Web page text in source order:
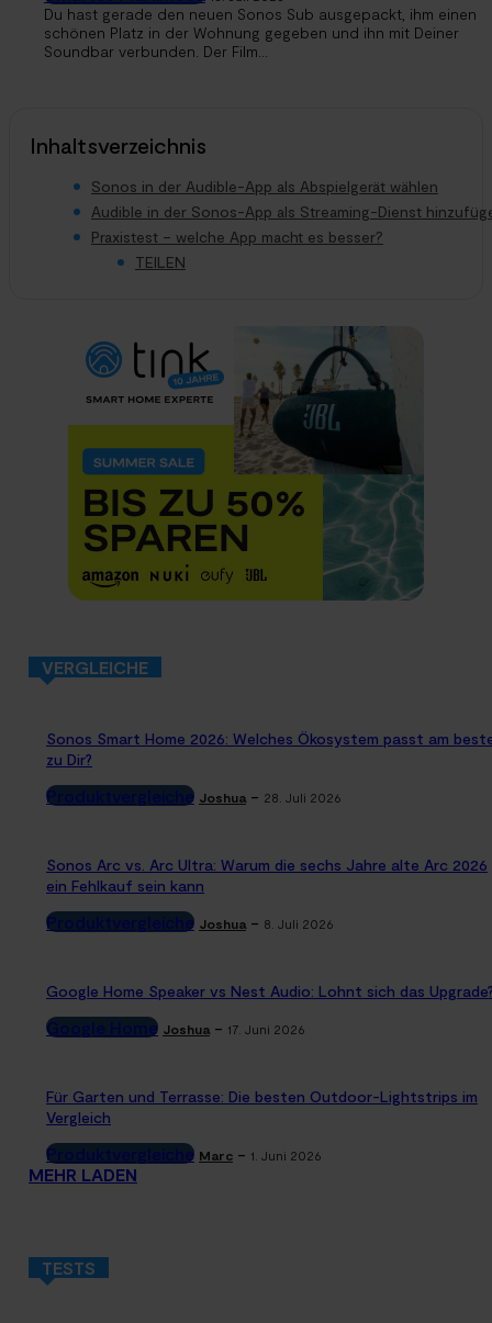
Du hast gerade den neuen Sonos Sub ausgepackt, ihm einen
schönen Platz in der Wohnung gegeben und ihn mit Deiner
Soundbar verbunden. Der Film...
Inhaltsverzeichnis
Sonos in der Audible-App als Abspielgerät wählen
Audible in der Sonos-App als Streaming-Dienst
Praxistest – welche App macht es besser?
TEILEN
VERGLEICHE
Sonos Smart Home 2026: Welches Ökosystem passt am
zu Dir?
Produktvergleiche Joshua - 28. Juli 2026
Sonos Arc vs. Arc Ultra: Warum die sechs Jahre alte Arc 2026
ein Fehlkauf sein kann
Produktvergleiche Joshua - 8. Juli 2026
Google Home Speaker vs Nest Audio: Lohnt sich das
Google Home Joshua - 17. Juni 2026
Für Garten und Terrasse: Die besten Outdoor-Lightstrips im
Vergleich
Produktvergleiche Marc - 1. Juni 2026
MEHR LADEN
TESTS